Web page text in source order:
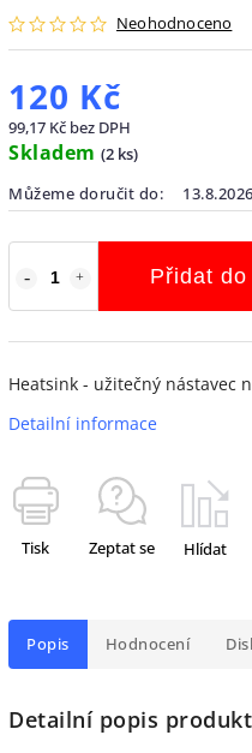
Neohodnoceno
120 Kč
99,17 Kč bez DPH
Skladem (2 ks)
Můžeme doručit do:
13.8.2026
Přidat
Heatsink - užitečný nástavec
Detailní informace
Tisk Zeptat se Hlídat
Popis Hodnocení
Detailní popis